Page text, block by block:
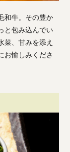
和牛。その豊か
と包み込んでい
菜、甘みを添え
お愉しみくださ